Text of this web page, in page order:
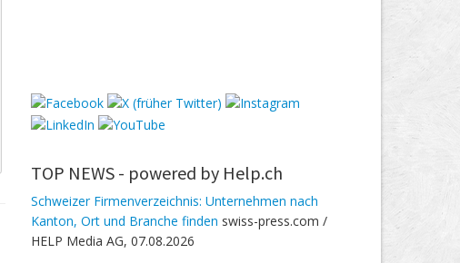
TOP NEWS - powered by Help.ch
Schweizer Firmenverzeichnis: Unternehmen nach
Kanton, Ort und Branche finden swiss-press.com /
HELP Media AG, 07.08.2026